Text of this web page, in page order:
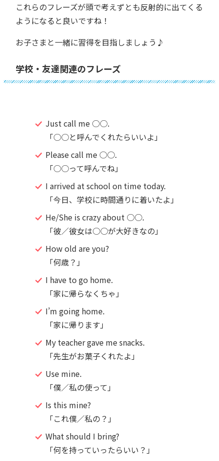
これらのフレーズが頭で考えずとも反射的に出てくる
ようになると良いですね！
お子さまと一緒に習得を目指しましょう♪
学校・友達関連のフレーズ
Just call me ○○.
「○○と呼んでくれたらいいよ」
Please call me ○○.
「○○って呼んでね」
I arrived at school on time today.
「今日、学校に時間通りに着いたよ」
He/She is crazy about ○○.
「彼／彼女は○○が大好きなの」
How old are you?
「何歳？」
I have to go home.
「家に帰らなくちゃ」
I’m going home.
「家に帰ります」
My teacher gave me snacks.
「先生がお菓子くれたよ」
Use mine.
「僕／私の使って」
Is this mine?
「これ僕／私の？」
What should I bring?
「何を持っていったらいい？」